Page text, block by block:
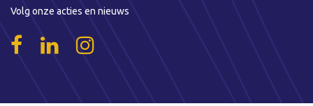
Volg onze acties en nieuws